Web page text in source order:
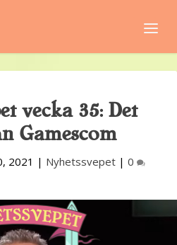
vecka 35: Det
Gamescom
2021 | Nyhetssvepet | 0